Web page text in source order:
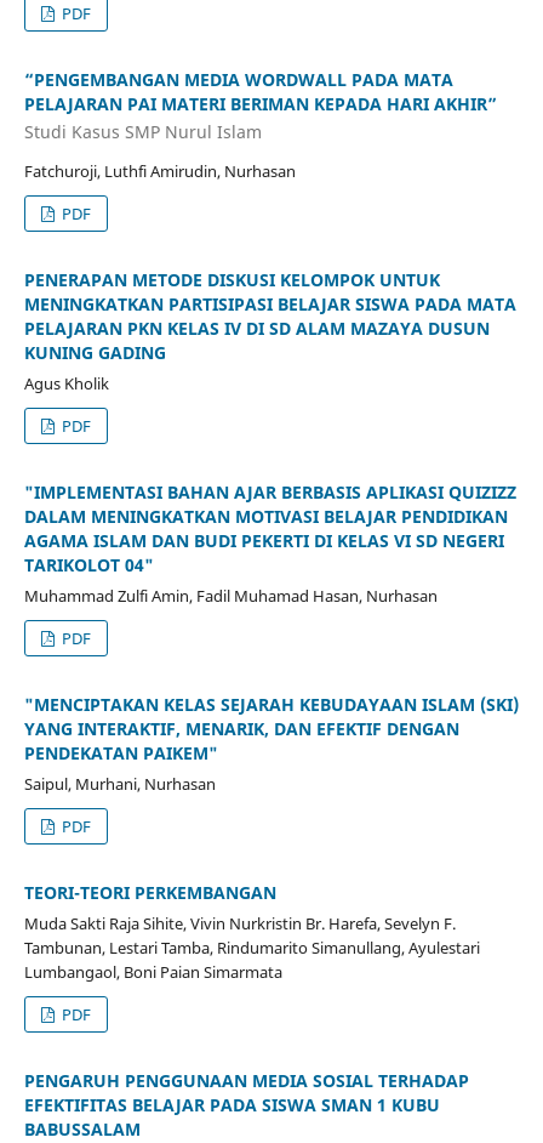
PDF
“PENGEMBANGAN MEDIA WORDWALL PADA MATA
PELAJARAN PAI MATERI BERIMAN KEPADA HARI AKHIR”
Studi Kasus SMP Nurul Islam
Fatchuroji, Luthfi Amirudin, Nurhasan
PDF
PENERAPAN METODE DISKUSI KELOMPOK UNTUK
MENINGKATKAN PARTISIPASI BELAJAR SISWA PADA MATA
PELAJARAN PKN KELAS IV DI SD ALAM MAZAYA DUSUN
KUNING GADING
Agus Kholik
PDF
"IMPLEMENTASI BAHAN AJAR BERBASIS APLIKASI QUIZIZZ
DALAM MENINGKATKAN MOTIVASI BELAJAR PENDIDIKAN
AGAMA ISLAM DAN BUDI PEKERTI DI KELAS VI SD NEGERI
TARIKOLOT 04"
Muhammad Zulfi Amin, Fadil Muhamad Hasan, Nurhasan
PDF
"MENCIPTAKAN KELAS SEJARAH KEBUDAYAAN ISLAM (SKI)
YANG INTERAKTIF, MENARIK, DAN EFEKTIF DENGAN
PENDEKATAN PAIKEM"
Saipul, Murhani, Nurhasan
PDF
TEORI-TEORI PERKEMBANGAN
Muda Sakti Raja Sihite, Vivin Nurkristin Br. Harefa, Sevelyn F.
Tambunan, Lestari Tamba, Rindumarito Simanullang, Ayulestari
Lumbangaol, Boni Paian Simarmata
PDF
PENGARUH PENGGUNAAN MEDIA SOSIAL TERHADAP
EFEKTIFITAS BELAJAR PADA SISWA SMAN 1 KUBU
BABUSSALAM